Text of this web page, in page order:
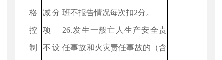
格
控
制
减分
项，
不设
班不报告情况每次扣2分。
26.发生一般亡人生产安全责
任事故和火灾责任事故的（含